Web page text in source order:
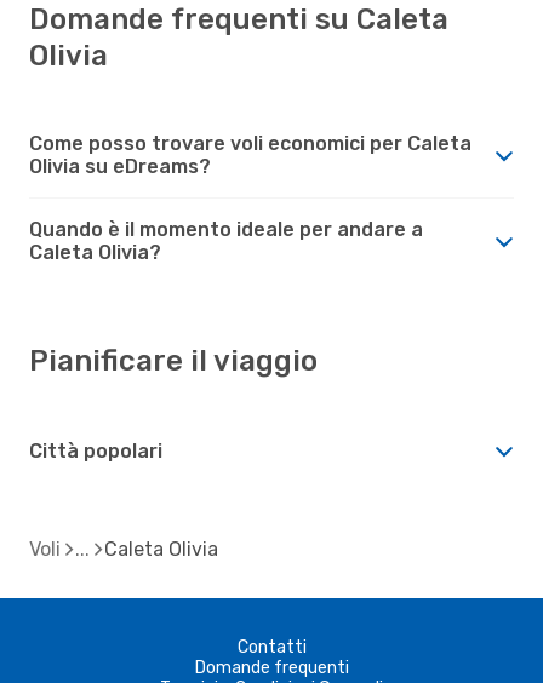
Domande frequenti su Caleta
Olivia
Come posso trovare voli economici per Caleta
Olivia su eDreams?
Quando è il momento ideale per andare a
Caleta Olivia?
Pianificare il viaggio
Città popolari
Voli Caleta Olivia
Contatti
Domande frequenti